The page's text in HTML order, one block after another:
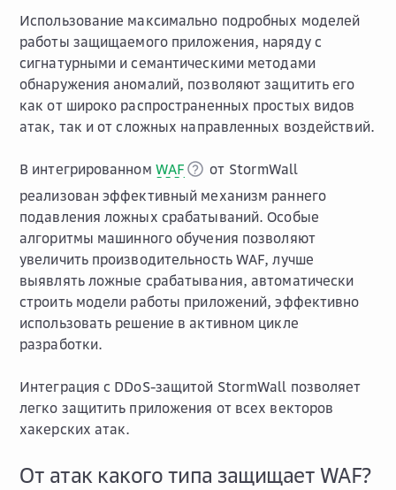
Использование максимально подробных моделей
работы защищаемого приложения, наряду с
сигнатурными и семантическими методами
обнаружения аномалий, позволяют защитить его
как от широко распространенных простых видов
атак, так и от сложных направленных воздействий.
В интегрированном WAF
от StormWall
реализован эффективный механизм раннего
подавления ложных срабатываний. Особые
алгоритмы машинного обучения позволяют
увеличить производительность WAF, лучше
выявлять ложные срабатывания, автоматически
строить модели работы приложений, эффективно
использовать решение в активном цикле
разработки.
Интеграция с DDoS-защитой StormWall позволяет
легко защитить приложения от всех векторов
хакерских атак.
От атак какого типа защищает WAF?